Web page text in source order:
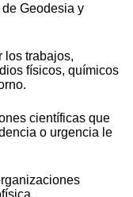
Geodesia y
trabajos,
físicos, químicos
científicas que
o urgencia le